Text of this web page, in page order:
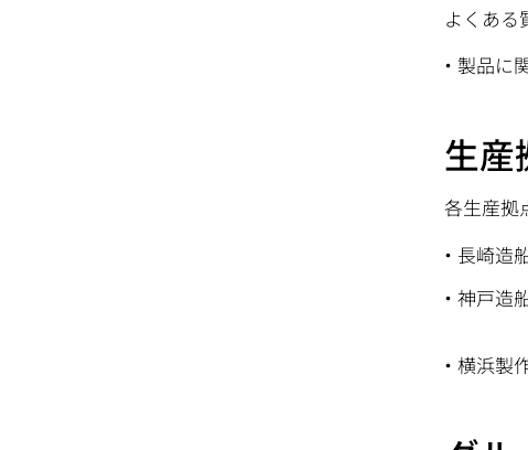
よくある
製品に
生産
各生産拠
長崎造
神戸造
横浜製